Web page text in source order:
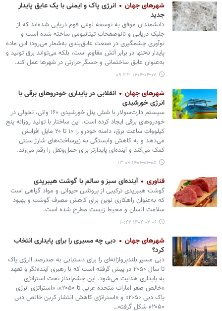
شهرهای جهان
انرژی پاک و ایمنی با یک عایق پایدار
جدید
دانشمندان موفق به توسعه نوعی فوم دریایی شده‌اند که از
جلبک دریایی و نانوصفحات تیتانیومی ساخته شده است و
نوآوری چشمگیری در صنعت عایق‌بندی به‌شمار می‌رود؛ این ماده
پایدار نه‌تنها در برابر آتش مقاوم است، بلکه می‌تواند برق تولید و
به‌عنوان عایق ساختمانی و حسگر حرارتی در شهرها عمل کند.
۱۴۰۴-۰۴-۰۷ ۰۹:۳۳
شهرهای جهان
انقلابی در پایداری خودروهای برقی با
انرژی خورشیدی
سیستم دارت‌سولار با شش پنل خورشیدی ۱۶۰ واتی، تحولی در
خودروهای برقی ایجاد کرده است. این ساختار با تولید روزانه پنج
کیلووات ساعت برق، دامنه خودرو را ۱۰ تا ۲۰ مایل افزایش
می‌دهد و به کاهش وابستگی به زیرساخت‌های شارژ سنتی
کمک می‌کند و آینده‌ای پایدارتر برای حمل‌ونقل را رقم می‌زند.
۱۴۰۴-۰۴-۰۵ ۱۳:۰۹
فناوری آینده‌ای سبز و سالم با گوشت هیبریدی
گوشت هیبریدی ترکیبی از پروتئین حیوانی و مواد گیاهی است
که به‌عنوان راهکاری نوین برای کاهش مصرف گوشت و بهبود
سلامت انسان و محیط زیست مطرح شده است.
۱۴۰۴-۰۲-۰۶ ۱۰:۴۲
شهرهای جهان
دبی چه مسیری را برای پایداری انتخاب
کرد؟
دبی مسیر بلندپروازانه‌ای را برای دستیابی به صدرصد انرژی پاک
تا سال ۲۰۵۰ در پیش گرفته است که با رهبری آینده‌نگر و تعهد
به پایداری هدایت می‌شود. این چشم‌انداز تحت استراتژی
«خالص صفر امارات متحده عربی تا ۲۰۵۰»، «استراتژی انرژی
پاک دبی ۲۰۵۰» و «استراتژی کاهش انتشار کربن خالص دبی
۲۰۵۰» شکل گرفته…